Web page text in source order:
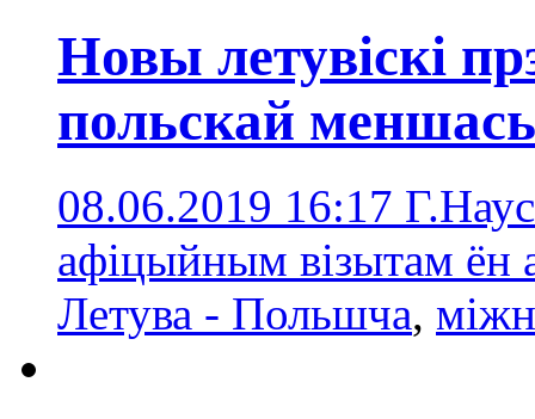
Новы летувіскі
польскай
08.06.2019 16:17
афіцыйным візытам ён
Летува - Польшча,